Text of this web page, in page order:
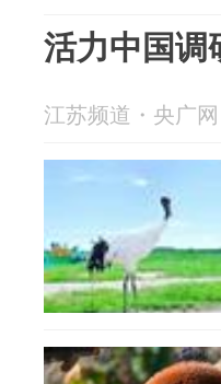
活力中国调
江苏频道・央广